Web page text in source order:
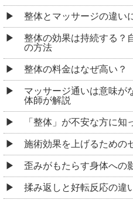
整体とマッサージの違い
整体の効果は持続する？
の方法
整体の料金はなぜ高い？
マッサージ通いは意味が
体師が解説
「整体」が不安な方に知
施術効果を上げるための
歪みがもたらす身体への
揉み返しと好転反応の違